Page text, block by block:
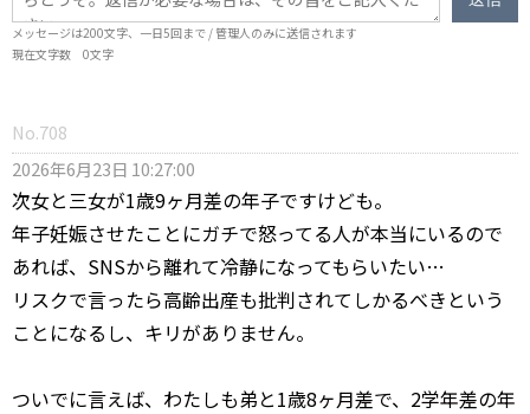
メッセージは200文字、一日5回まで / 管理人のみに送信されます
現在文字数 0文字
No.708
2026年6月23日 10:27:00
次女と三女が1歳9ヶ月差の年子ですけども。
年子妊娠させたことにガチで怒ってる人が本当にいるので
あれば、SNSから離れて冷静になってもらいたい…
リスクで言ったら高齢出産も批判されてしかるべきという
ことになるし、キリがありません。
ついでに言えば、わたしも弟と1歳8ヶ月差で、2学年差の年